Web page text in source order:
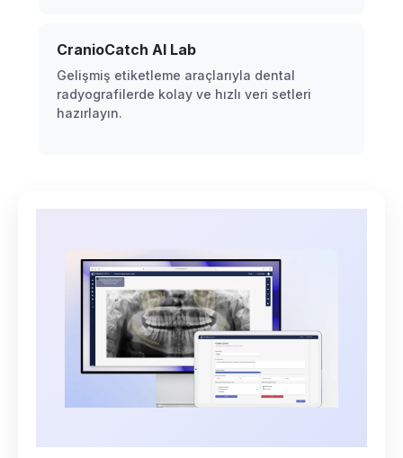
CranioCatch AI Lab
Gelişmiş etiketleme araçlarıyla dental
radyografilerde kolay ve hızlı veri setleri
hazırlayın.